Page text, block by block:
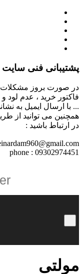
پشتیبانی فنی سایت
در صورت بروز مشکلات
فاکتور خرید ، عدم لود
... با ارسال ایمیل به
همچنین می توانید از
در ارتباط باشید :
phone : 09302974451
مولتی